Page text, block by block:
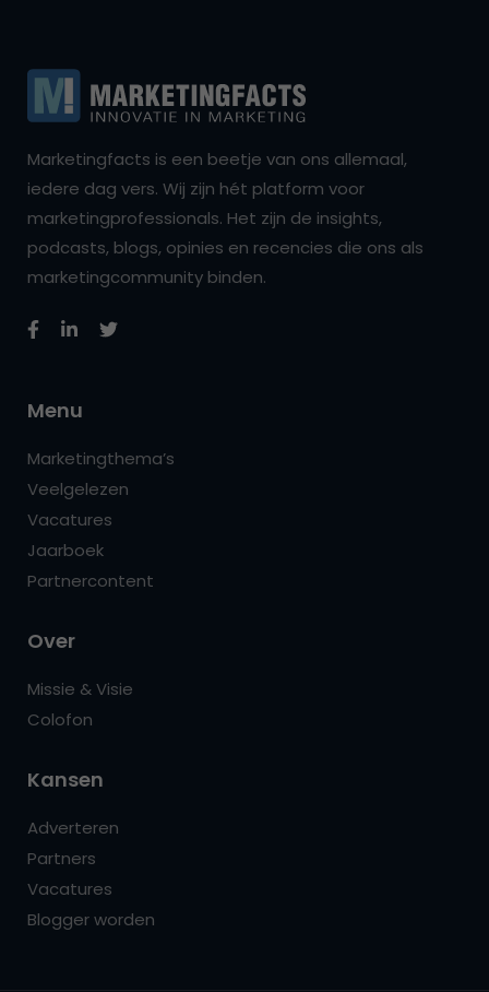
Marketingfacts is een beetje van ons allemaal,
iedere dag vers. Wij zijn hét platform voor
marketingprofessionals. Het zijn de insights,
podcasts, blogs, opinies en recencies die ons als
marketingcommunity binden.
Menu
Marketingthema’s
Veelgelezen
Vacatures
Jaarboek
Partnercontent
Over
Missie & Visie
Colofon
Kansen
Adverteren
Partners
Vacatures
Blogger worden